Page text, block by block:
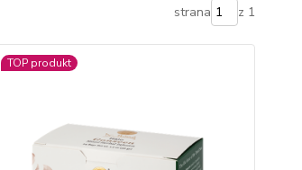
strana z 1
TOP produkt